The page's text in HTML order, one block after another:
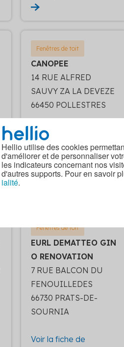
Hellio utilise des cookies
d'améliorer et de personnaliser
les indicateurs concernant nos
d'autres supports. Pour en savoir
ialité.
Fenêtres de toit
CANOPEE
14 RUE ALFRED
SAUVY ZA LA DEVEZE
66450 POLLESTRES
Voir la fiche de
l'entreprise
Fenêtres de toit
EURL DEMATTEO GIN
O RENOVATION
7 RUE BALCON DU
FENOUILLEDES
66730 PRATS-DE-
SOURNIA
Voir la fiche de